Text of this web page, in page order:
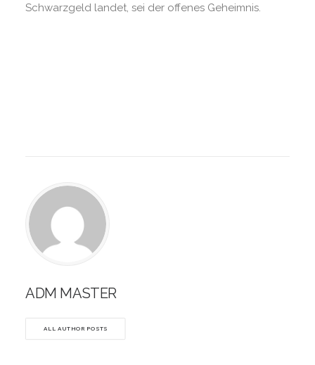
Schwarzgeld landet, sei der offenes Geheimnis.
ADM MASTER
ALL AUTHOR POSTS